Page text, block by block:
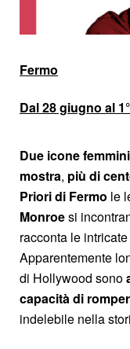
Fermo
Dal 28 giugno al
Due icone
mostra, più di
Priori di Fermo le
Monroesi
racconta le
Apparentemente
di Hollywood sono
capacità di
indelebile nella